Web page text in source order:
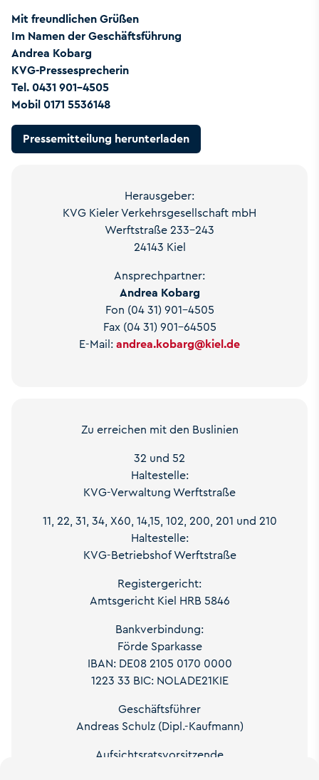
Mit freundlichen Grüßen
Im Namen der Geschäftsführung
Andrea Kobarg
KVG-Pressesprecherin
Tel. 0431 901-4505
Mobil 0171 5536148
Pressemitteilung herunterladen
Herausgeber:
KVG Kieler Verkehrsgesellschaft mbH
Werftstraße 233-243
24143 Kiel
Ansprechpartner:
Andrea Kobarg
Fon (04 31) 901-4505
Fax (04 31) 901-64505
E-Mail:andrea.kobarg@kiel.de
Zu erreichen mit den Buslinien
32 und 52
Haltestelle:
KVG-Verwaltung Werftstraße
11, 22, 31, 34, X60, 14,15, 102, 200, 201 und 210
Haltestelle:
KVG-Betriebshof Werftstraße
Registergericht:
Amtsgericht Kiel HRB 5846
Bankverbindung:
Förde Sparkasse
IBAN: DE08 2105 0170 0000
1223 33 BIC: NOLADE21KIE
Geschäftsführer
Andreas Schulz (Dipl.-Kaufmann)
Aufsichtsratsvorsitzende